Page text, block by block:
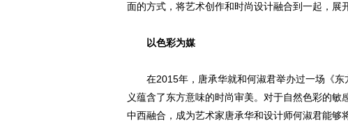
面的方式，将艺术创作和时尚设计融合到一起，展
以色彩为媒
在2015年，唐承华就和何淑君举办过一场《东
义蕴含了东方意味的时尚审美。对于自然色彩的
中西融合，成为艺术家唐承华和设计师何淑君能够